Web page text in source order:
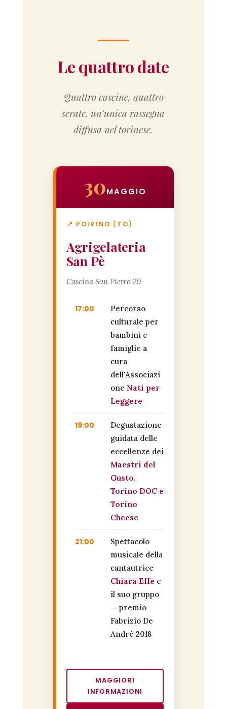
Le quattro date
Quattro cascine, quattro
serate, un'unica rassegna
diffusa nel torinese.
30MAGGIO
📍 POIRINO (TO)
Agrigelateria
San Pè
Cascina San Pietro 29
17:00
Percorso
culturale per
bambini e
famiglie a
cura
dell'Associazi
one Nati per
Leggere
19:00
Degustazione
guidata delle
eccellenze dei
Maestri del
Gusto,
Torino DOC e
Torino
Cheese
21:00
Spettacolo
musicale della
cantautrice
Chiara Effe e
il suo gruppo
— premio
Fabrizio De
André 2018
MAGGIORI
INFORMAZIONI